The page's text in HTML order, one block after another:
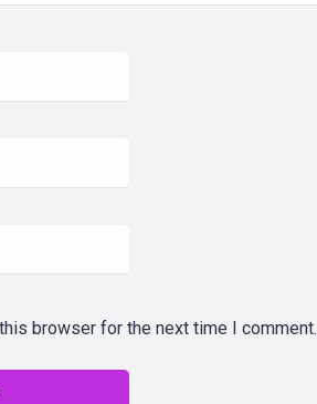
browser for the next time I comment.